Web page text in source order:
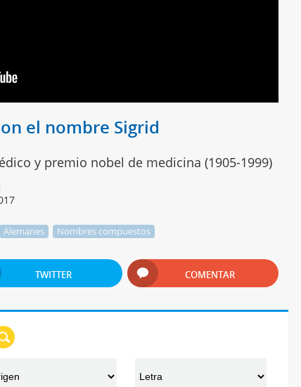
el nombre Sigrid
y premio nobel de medicina (1905-1999)
Alemanes Nombres compuestos
TWITTER COMENTAR